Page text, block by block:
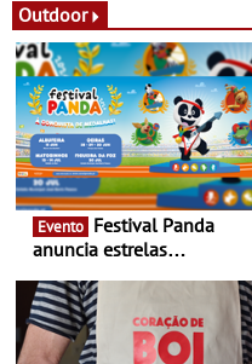
Outdoor
Evento
anuncia estrelas
- Entre Junho e Julho pelo
país